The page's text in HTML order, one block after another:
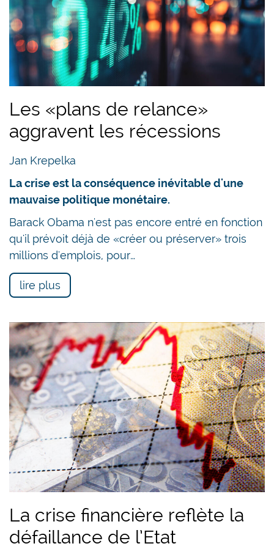
Les «plans de relance»
aggravent les récessions
Jan Krepelka
La crise est la conséquence inévitable d'une
mauvaise politique monétaire.
Barack Obama n'est pas encore entré en fonction
qu'il prévoit déjà de «créer ou préserver» trois
millions d'emplois, pour…
lire plus
La crise financière reflète la
défaillance de l’Etat